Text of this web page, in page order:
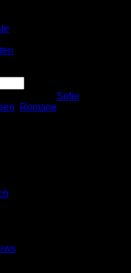
im Warenkorb.
Sofie
Romane